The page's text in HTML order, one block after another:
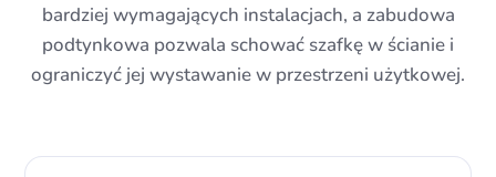
bardziej wymagających instalacjach, a zabudowa
podtynkowa pozwala schować szafkę w ścianie i
ograniczyć jej wystawanie w przestrzeni użytkowej.